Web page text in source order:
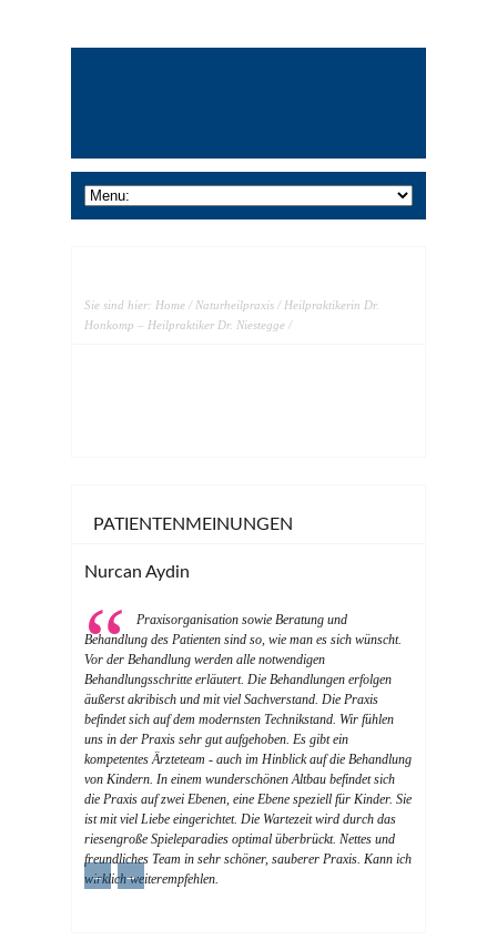
Sie sind hier: Home / Naturheilpraxis / Heilpraktikerin Dr.
Honkomp – Heilpraktiker Dr. Niestegge /
PATIENTENMEINUNGEN
Nurcan Aydin
Praxisorganisation sowie Beratung und
Behandlung des Patienten sind so, wie man es sich wünscht.
Vor der Behandlung werden alle notwendigen
Behandlungsschritte erläutert. Die Behandlungen erfolgen
äußerst akribisch und mit viel Sachverstand. Die Praxis
befindet sich auf dem modernsten Technikstand. Wir fühlen
uns in der Praxis sehr gut aufgehoben. Es gibt ein
kompetentes Ärzteteam - auch im Hinblick auf die Behandlung
von Kindern. In einem wunderschönen Altbau befindet sich
die Praxis auf zwei Ebenen, eine Ebene speziell für Kinder. Sie
ist mit viel Liebe eingerichtet. Die Wartezeit wird durch das
riesengroße Spieleparadies optimal überbrückt. Nettes und
freundliches Team in sehr schöner, sauberer Praxis. Kann ich
wirklich weiterempfehlen.
← →